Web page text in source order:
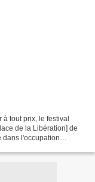
tout prix, le festival
de la Libération] de
dans l'occupation